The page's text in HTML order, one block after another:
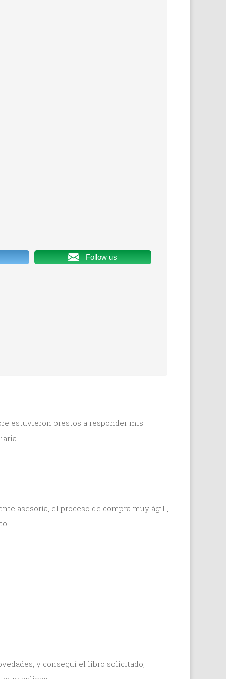
Follow us
estuvieron prestos a responder mis
asesoría, el proceso de compra muy ágil ,
y conseguí el libro solicitado,